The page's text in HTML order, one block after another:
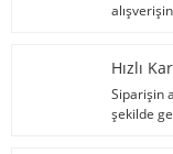
Hızlı
Siparişin
şekilde